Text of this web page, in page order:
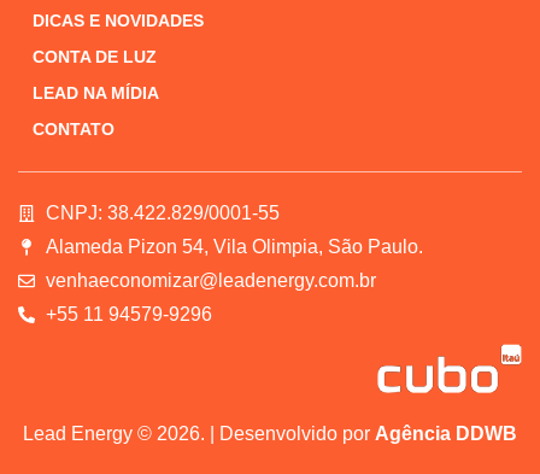
DICAS E NOVIDADES
CONTA DE LUZ
LEAD NA MÍDIA
CONTATO
CNPJ: 38.422.829/0001-55
Alameda Pizon 54, Vila Olimpia, São Paulo.
venhaeconomizar@leadenergy.com.br
+55 11 94579-9296
Lead Energy © 2026. | Desenvolvido por Agência DDWB